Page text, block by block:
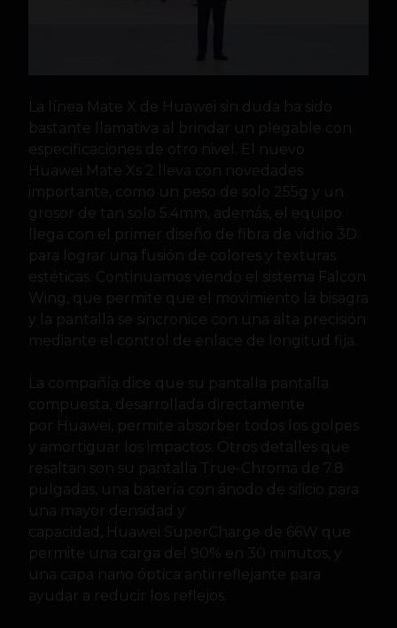
La línea Mate X de Huawei sin duda ha sido
bastante llamativa al brindar un plegable con
especificaciones de otro nivel. El nuevo
Huawei Mate Xs 2 lleva con novedades
importante, como un peso de solo 255g y un
grosor de tan solo 5.4mm, además, el equipo
llega con el primer diseño de fibra de vidrio 3D
para lograr una fusión de colores y texturas
estéticas. Continuamos viendo el sistema Falcon
Wing, que permite que el movimiento la bisagra
y la pantalla se sincronice con una alta precisión
mediante el control de enlace de longitud fija.
La compañía dice que su pantalla pantalla
compuesta, desarrollada directamente
por Huawei, permite absorber todos los golpes
y amortiguar los impactos. Otros detalles que
resaltan son su pantalla True-Chroma de 7.8
pulgadas, una batería con ánodo de silicio para
una mayor densidad y
capacidad, Huawei SuperCharge de 66W que
permite una carga del 90% en 30 minutos, y
una capa nano óptica antirreflejante para
ayudar a reducir los reflejos.